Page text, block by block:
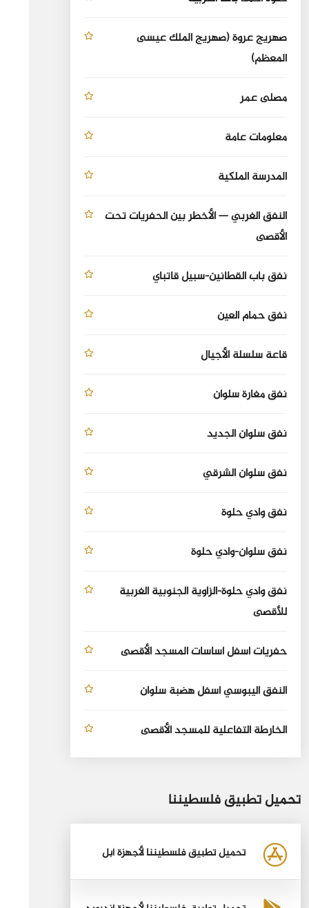
صهريج عروة (صهريج الملك عيسى
المعظم)
مصلى عمر
معلومات عامة
المدرسة الملكية
النفق الغربي — الأخطر بين الحفريات تحت
الأقصى
نفق باب القطانين-سبيل قاتباي
نفق حمام العين
قاعة سلسلة الأجيال
نفق مغارة سلوان
نفق سلوان الجديد
نفق سلوان الشرقي
نفق وادي حلوة
نفق سلوان-وادي حلوة
نفق وادي حلوة-الزاوية الجنوبية الغربية
للأقصى
حفريات أسفل أساسات المسجد الأقصى
النفق اليبوسي أسفل هضبة سلوان
الخارطة التفاعلية للمسجد الأقصى
تحميل تطبيق فلسطيننا
تحميل تطبيق فلسطيننا لأجهزة أبل